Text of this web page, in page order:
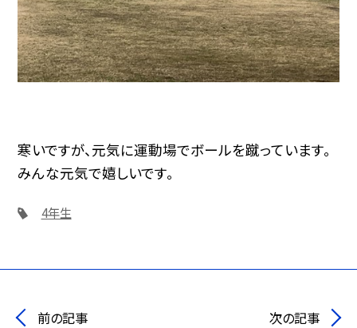
寒いですが、元気に運動場でボールを蹴っています。
みんな元気で嬉しいです。
4年生
前の記事 次の記事